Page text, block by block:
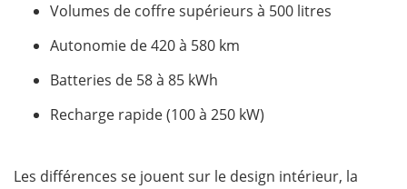
Volumes de coffre supérieurs à 500 litres
Autonomie de 420 à 580 km
Batteries de 58 à 85 kWh
Recharge rapide (100 à 250 kW)
Les différences se jouent sur le design intérieur, la